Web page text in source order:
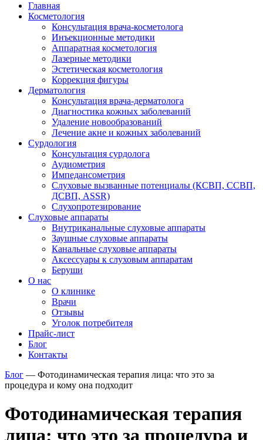
Главная
Косметология
Консультация врача-косметолога
Инъекционные методики
Аппаратная косметология
Лазерные методики
Эстетическая косметология
Коррекция фигуры
Дерматология
Консультация врача-дерматолога
Диагностика кожных заболеваний
Удаление новообразований
Лечение акне и кожных заболеваний
Сурдология
Консультация сурдолога
Аудиометрия
Импедансометрия
Слуховые вызванные потенциалы (КСВП, ССВП,
ДСВП, ASSR)
Слухопротезирование
Слуховые аппараты
Внутриканальные слуховые аппараты
Заушные слуховые аппараты
Канальные слуховые аппараты
Аксессуары к слуховым аппаратам
Беруши
О нас
О клинике
Врачи
Отзывы
Уголок потребителя
Прайс-лист
Блог
Контакты
Блог — Фотодинамическая терапия лица: что это за
процедура и кому она подходит
Фотодинамическая терапия
лица: что это за процедура и